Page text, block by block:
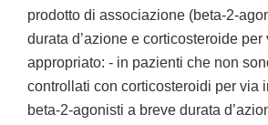
prodotto di associazione (beta-2-
durata d’azione e corticosteroide
appropriato: - in pazienti che non
controllati con corticosteroidi per via
beta-2-agonisti a breve durata